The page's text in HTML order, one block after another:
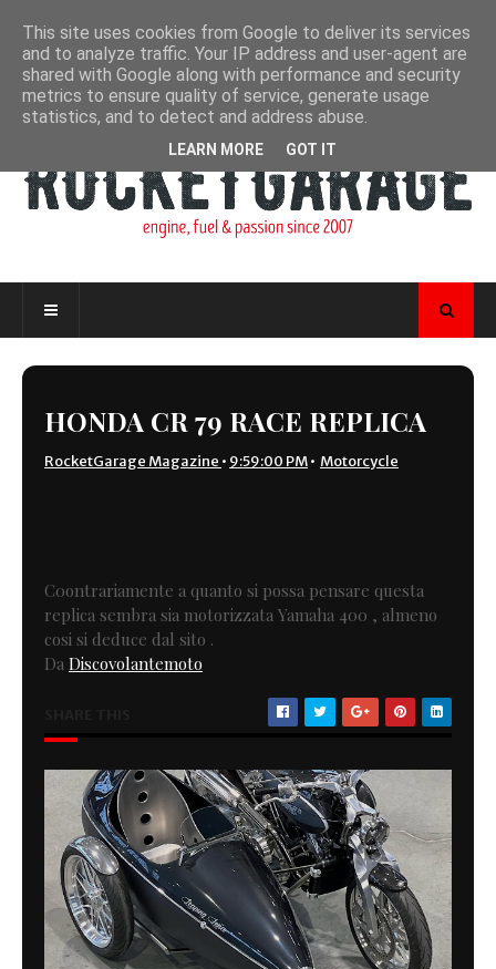
HONDA CR 79 RACE REPLICA
RocketGarage Magazine • 9:59:00 PM• Motorcycle
C0ontrariamente a quanto si possa pensare questa
replica sembra sia motorizzata Yamaha 400 , almeno
cosi si deduce dal sito .
Da Discovolantemoto
This site uses cookies from Google to deliver its services
and to analyze traffic. Your IP address and user-agent are
shared with Google along with performance and security
metrics to ensure quality of service, generate usage
statistics, and to detect and address abuse.
LEARN MORE GOT IT